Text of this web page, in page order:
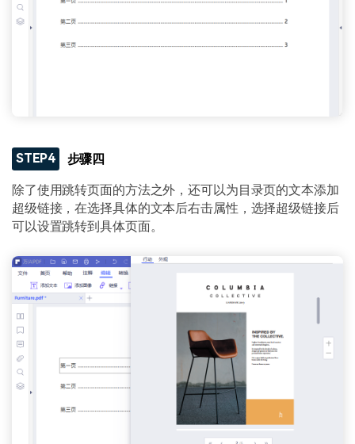
STEP4 步骤四
除了使用跳转页面的方法之外，还可以为目录页的文本添加
超级链接，在选择具体的文本后右击属性，选择超级链接后
可以设置跳转到具体页面。